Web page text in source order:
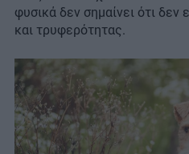
φυσικά δεν σημαίνει ότι δεν
και τρυφερότητας.